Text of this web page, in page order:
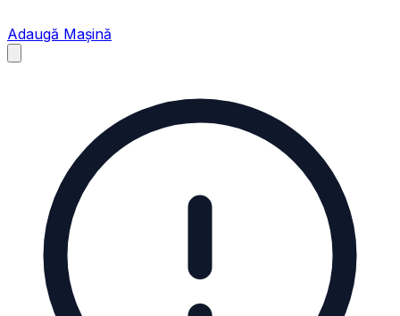
Adaugă Mașină